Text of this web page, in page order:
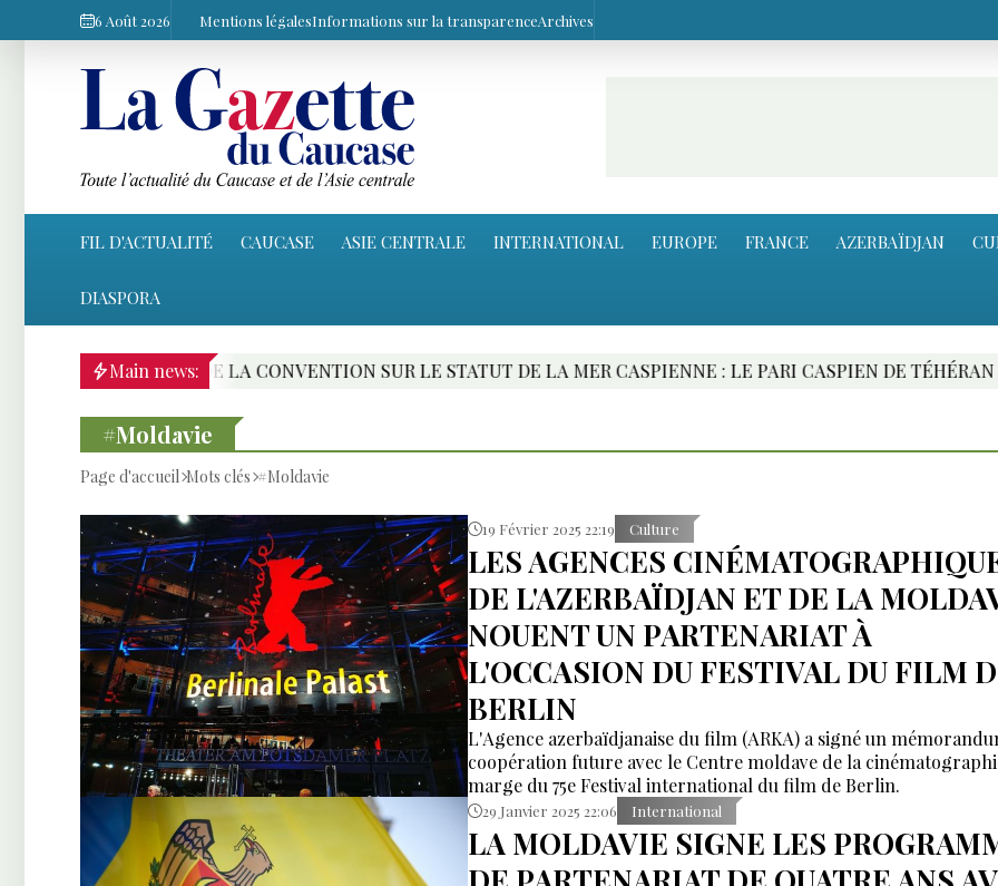
6 Août 2026 Mentions légalesInformations sur la transparenceArchives
FIL D'ACTUALITÉ CAUCASE ASIE CENTRALE INTERNATIONAL EUROPE FRANCE AZERBAÏDJAN
DIASPORA
Main news:
SUR LE STATUT DE LA MER CASPIENNE : LE PARI CASPIEN DE TÉHÉRAN HIKMET HAJIYEV EN
#Moldavie
Page d'accueil Mots clés #Moldavie
19 Février 2025 22:19 Culture
LES AGENCES
DE L'AZERBAÏDJAN ET DE LA
NOUENT UN PARTENARIAT À
L'OCCASION DU FESTIVAL DU FILM
BERLIN
L'Agence azerbaïdjanaise du film (ARKA) a signé un
coopération future avec le Centre moldave de la
marge du 75e Festival international du film de Berlin.
29 Janvier 2025 22:06 International
LA MOLDAVIE SIGNE LES